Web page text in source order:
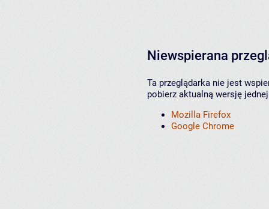
Niewspierana
Ta przeglądarka nie jest
pobierz aktualną wersję
Mozilla Firefox
Google Chrome